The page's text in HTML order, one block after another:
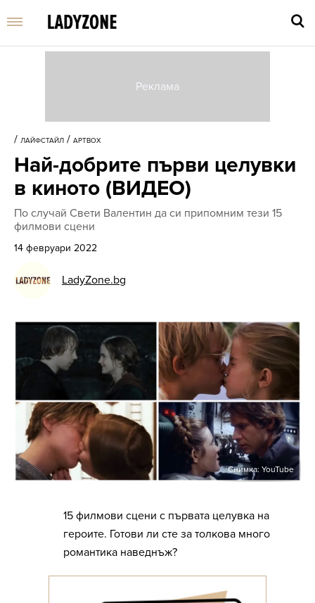
и
/ ЛАЙФСТАЙЛ / АРТBOX
Най-добрите първи целувки
в киното (ВИДЕО)
По случай Свети Валентин да си припомним тези 15
филмови сцени
14 февруари 2022
LadyZone.bg
Снимка: YouTube
15 филмови сцени с първата целувка на
героите. Готови ли сте за толкова много
романтика наведнъж?